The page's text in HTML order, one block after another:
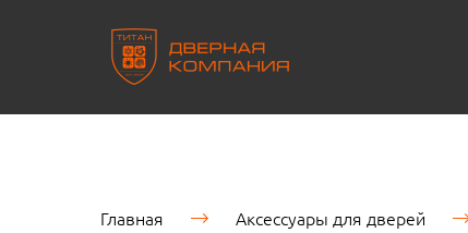
Главная Аксессуары для дверей